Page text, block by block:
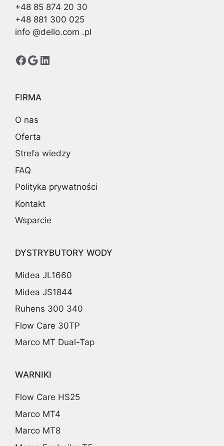
+48 85 874 20 30
+48 881 300 025
info @dello.com .pl
Facebook
Google
LinkedIn
FIRMA
O nas
Oferta
Strefa wiedzy
FAQ
Polityka prywatności
Kontakt
Wsparcie
DYSTRYBUTORY WODY
Midea JL1660
Midea JS1844
Ruhens 300 340
Flow Care 30TP
Marco MT Dual-Tap
WARNIKI
Flow Care HS25
Marco MT4
Marco MT8